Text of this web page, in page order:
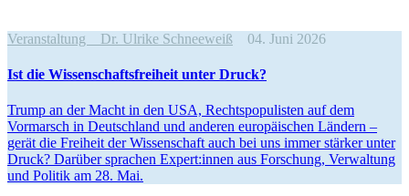
Veranstaltung Dr. Ulrike Schneeweiß 04. Juni 2026
Ist die Wissen­schafts­freiheit unter Druck?
Trump an der Macht in den USA, Rechts­po­pu­listen auf dem
Vormarsch in Deutschland und anderen europäi­schen Ländern –
gerät die Freiheit der Wissen­schaft auch bei uns immer stärker unter
Druck? Darüber sprachen Expert:innen aus Forschung, Verwaltung
und Politik am 28. Mai.